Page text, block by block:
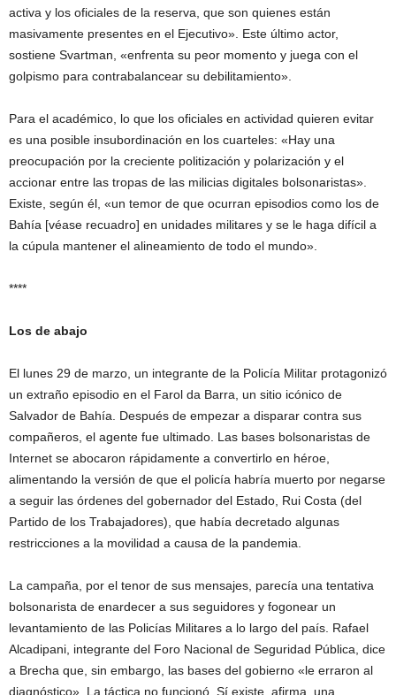
activa y los oficiales de la reserva, que son quienes están
masivamente presentes en el Ejecutivo». Este último actor,
sostiene Svartman, «enfrenta su peor momento y juega con el
golpismo para contrabalancear su debilitamiento».
Para el académico, lo que los oficiales en actividad quieren evitar
es una posible insubordinación en los cuarteles: «Hay una
preocupación por la creciente politización y polarización y el
accionar entre las tropas de las milicias digitales bolsonaristas».
Existe, según él, «un temor de que ocurran episodios como los de
Bahía [véase recuadro] en unidades militares y se le haga difícil a
la cúpula mantener el alineamiento de todo el mundo».
****
Los de abajo
El lunes 29 de marzo, un integrante de la Policía Militar protagonizó
un extraño episodio en el Farol da Barra, un sitio icónico de
Salvador de Bahía. Después de empezar a disparar contra sus
compañeros, el agente fue ultimado. Las bases bolsonaristas de
Internet se abocaron rápidamente a convertirlo en héroe,
alimentando la versión de que el policía habría muerto por negarse
a seguir las órdenes del gobernador del Estado, Rui Costa (del
Partido de los Trabajadores), que había decretado algunas
restricciones a la movilidad a causa de la pandemia.
La campaña, por el tenor de sus mensajes, parecía una tentativa
bolsonarista de enardecer a sus seguidores y fogonear un
levantamiento de las Policías Militares a lo largo del país. Rafael
Alcadipani, integrante del Foro Nacional de Seguridad Pública, dice
a Brecha que, sin embargo, las bases del gobierno «le erraron al
diagnóstico». La táctica no funcionó. Sí existe, afirma, una